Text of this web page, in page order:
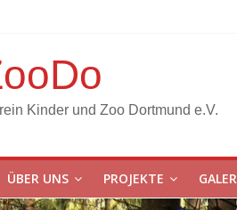
Kinder und Zoo Dortmund e.V.
ÜBER UNS PROJEKTE